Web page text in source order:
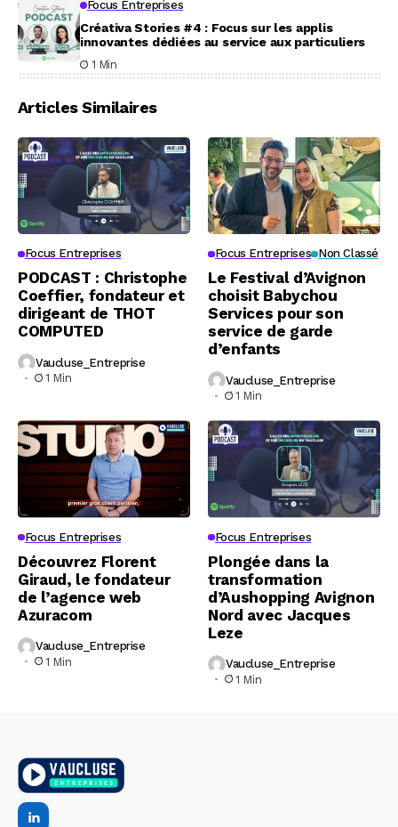
Focus Entreprises
Créativa Stories #4 : Focus sur les applis
innovantes dédiées au service aux particuliers
1 Min
Articles Similaires
Focus Entreprises
PODCAST : Christophe
Coeffier, fondateur et
dirigeant de THOT
COMPUTED
Vaucluse_Entreprise
1 Min
Focus Entreprises Non Classé
Le Festival d’Avignon
choisit Babychou
Services pour son
service de garde
d’enfants
Vaucluse_Entreprise
1 Min
Focus Entreprises
Découvrez Florent
Giraud, le fondateur
de l’agence web
Azuracom
Vaucluse_Entreprise
1 Min
Focus Entreprises
Plongée dans la
transformation
d’Aushopping Avignon
Nord avec Jacques
Leze
Vaucluse_Entreprise
1 Min